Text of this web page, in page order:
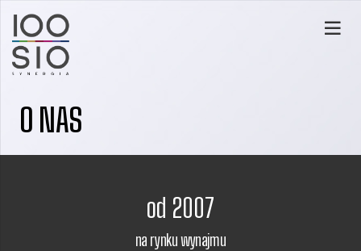
O NAS
od 2007
na rynku wynajmu